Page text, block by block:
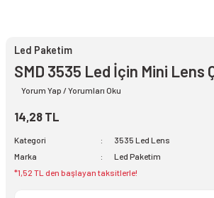
Led Paketim
SMD 3535 Led İçin Mini Lens
Yorum Yap / Yorumları Oku
14,28 TL
Kategori
3535 Led Lens
Marka
Led Paketim
*1,52 TL den başlayan taksitlerle!